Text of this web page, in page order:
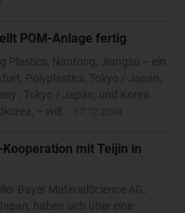
POM-Anlage fertig
Plastics, Nantong, Jiangsu – ein
Polyplastics, Tokyo / Japan,
, Tokyo / Japan, und Korea
– will...
mit Teijin in
Bayer MaterialScience AG,
haben sich über eine